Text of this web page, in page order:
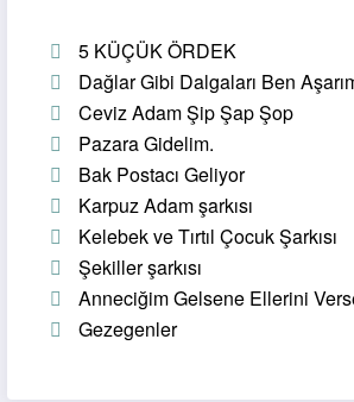
5 KÜÇÜK ÖRDEK
Dağlar Gibi Dalgaları Ben
Ceviz Adam Şip Şap Şop
Pazara Gidelim.
Bak Postacı Geliyor
Karpuz Adam şarkısı
Kelebek ve Tırtıl Çocuk Şarkısı
Şekiller şarkısı
Anneciğim Gelsene Ellerini
Gezegenler